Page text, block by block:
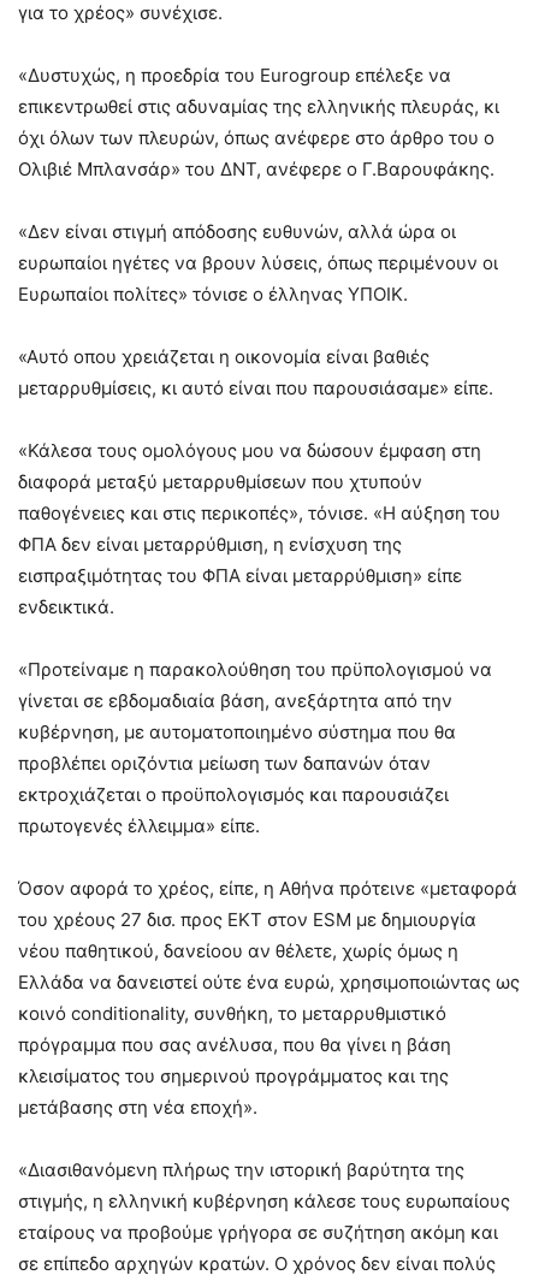
για το χρέος» συνέχισε.
«Δυστυχώς, η προεδρία του Εurogroup επέλεξε να
επικεντρωθεί στις αδυναμίας της ελληνικής πλευράς, κι
όχι όλων των πλευρών, όπως ανέφερε στο άρθρο του ο
Ολιβιέ Μπλανσάρ» του ΔΝΤ, ανέφερε ο Γ.Βαρουφάκης.
«Δεν είναι στιγμή απόδοσης ευθυνών, αλλά ώρα οι
ευρωπαίοι ηγέτες να βρουν λύσεις, όπως περιμένουν οι
Ευρωπαίοι πολίτες» τόνισε ο έλληνας ΥΠΟΙΚ.
«Αυτό οπου χρειάζεται η οικονομία είναι βαθιές
μεταρρυθμίσεις, κι αυτό είναι που παρουσιάσαμε» είπε.
«Κάλεσα τους ομολόγους μου να δώσουν έμφαση στη
διαφορά μεταξύ μεταρρυθμίσεων που χτυπούν
παθογένειες και στις περικοπές», τόνισε. «Η αύξηση του
ΦΠΑ δεν είναι μεταρρύθμιση, η ενίσχυση της
εισπραξιμότητας του ΦΠΑ είναι μεταρρύθμιση» είπε
ενδεικτικά.
«Προτείναμε η παρακολούθηση του πρϋπολογισμού να
γίνεται σε εβδομαδιαία βάση, ανεξάρτητα από την
κυβέρνηση, με αυτοματοποιημένο σύστημα που θα
προβλέπει οριζόντια μείωση των δαπανών όταν
εκτροχιάζεται ο προϋπολογισμός και παρουσιάζει
πρωτογενές έλλειμμα» είπε.
Όσον αφορά το χρέος, είπε, η Αθήνα πρότεινε «μεταφορά
του χρέους 27 δισ. προς ΕΚΤ στον ESM με δημιουργία
νέου παθητικού, δανείοου αν θέλετε, χωρίς όμως η
Ελλάδα να δανειστεί ούτε ένα ευρώ, χρησιμοποιώντας ως
κοινό conditionality, συνθήκη, το μεταρρυθμιστικό
πρόγραμμα που σας ανέλυσα, που θα γίνει η βάση
κλεισίματος του σημερινού προγράμματος και της
μετάβασης στη νέα εποχή».
«Διασιθανόμενη πλήρως την ιστορική βαρύτητα της
στιγμής, η ελληνική κυβέρνηση κάλεσε τους ευρωπαίους
εταίρους να προβούμε γρήγορα σε συζήτηση ακόμη και
σε επίπεδο αρχηγών κρατών. Ο χρόνος δεν είναι πολύς